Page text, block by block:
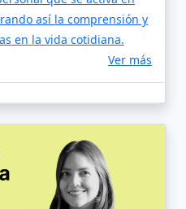
así la comprensión y
en la vida cotidiana.
Ver más